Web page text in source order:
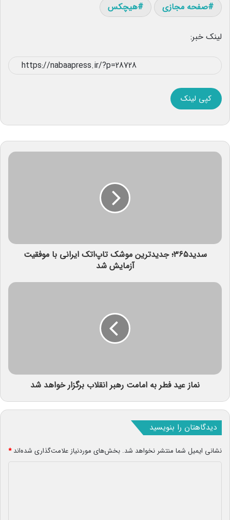
صفحه مجازی
هیچکس
لینک خبر:
کپی لینک
سدید۳۶۵؛ جدیدترین موشک تاپ‌اتک ایرانی با موفقیت
آزمایش شد
نماز عید فطر به امامت رهبر انقلاب برگزار خواهد شد
دیدگاهتان را بنویسید
نشانی ایمیل شما منتشر نخواهد شد. بخش‌های موردنیاز علامت‌گذاری شده‌اند*